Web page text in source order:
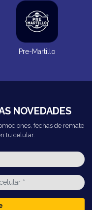
Pre-Martillo
NOVEDADES
fechas de remate
tu celular.